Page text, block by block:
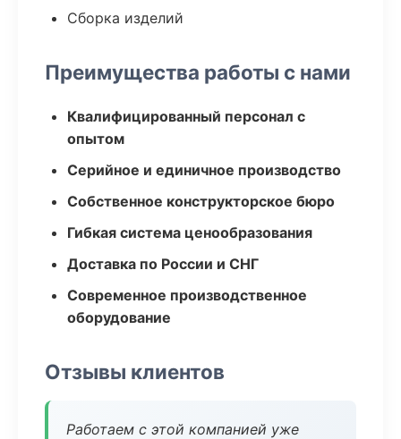
Сборка изделий
Преимущества работы с нами
Квалифицированный персонал с
опытом
Серийное и единичное производство
Собственное конструкторское бюро
Гибкая система ценообразования
Доставка по России и СНГ
Современное производственное
оборудование
Отзывы клиентов
Работаем с этой компанией уже